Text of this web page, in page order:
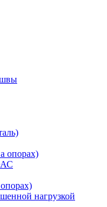
нагрузкой